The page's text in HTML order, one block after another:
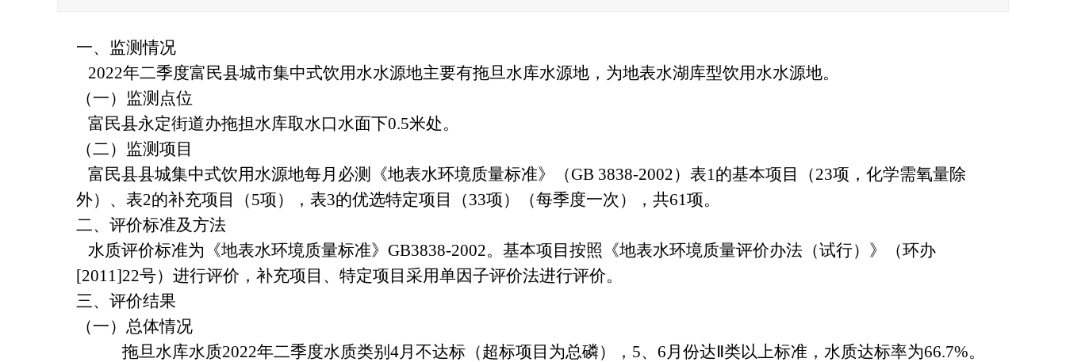
一、监测情况
2022年二季度富民县城市集中式饮用水水源地主要有拖旦水库水源地，为地表水湖库型饮用水水源地。
（一）监测点位
富民县永定街道办拖担水库取水口水面下0.5米处。
（二）监测项目
富民县县城集中式饮用水源地每月必测《地表水环境质量标准》（GB 3838-2002）表1的基本项目（23项，化学需氧量除
外）、表2的补充项目（5项），表3的优选特定项目（33项）（每季度一次），共61项。
二、评价标准及方法
水质评价标准为《地表水环境质量标准》 GB3838-2002。基本项目按照《地表水环境质量评价办法（试行）》（环办
[2011]22号）进行评价，补充项目、特定项目采用单因子评价法进行评价。
三、评价结果
（一）总体情况
拖旦水库水质2022年二季度水质类别4月不达标（超标项目为总磷），5、6月份达Ⅱ类以上标准，水质达标率为66.7%。